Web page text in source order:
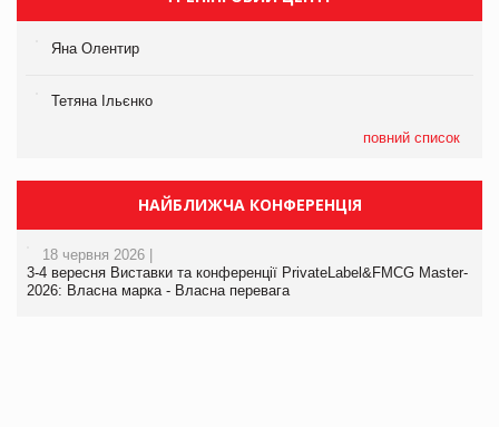
Яна Олентир
Тетяна Ільєнко
повний список
НАЙБЛИЖЧА КОНФЕРЕНЦІЯ
18 червня 2026 |
3-4 вересня Виставки та конференції PrivateLabel&FMCG Master-
2026: Власна марка - Власна перевага